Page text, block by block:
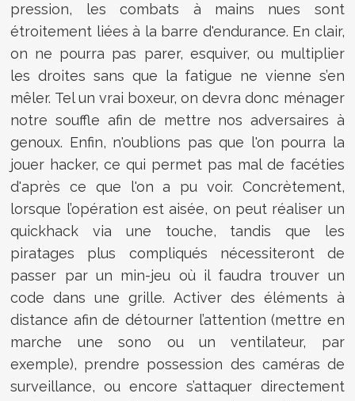
pression, les combats à mains nues sont
étroitement liées à la barre d'endurance. En clair,
on ne pourra pas parer, esquiver, ou multiplier
les droites sans que la fatigue ne vienne s’en
mêler. Tel un vrai boxeur, on devra donc ménager
notre souffle afin de mettre nos adversaires à
genoux. Enfin, n'oublions pas que l'on pourra la
jouer hacker, ce qui permet pas mal de facéties
d'après ce que l'on a pu voir. Concrètement,
lorsque l’opération est aisée, on peut réaliser un
quickhack via une touche, tandis que les
piratages plus compliqués nécessiteront de
passer par un min-jeu où il faudra trouver un
code dans une grille. Activer des éléments à
distance afin de détourner l’attention (mettre en
marche une sono ou un ventilateur, par
exemple), prendre possession des caméras de
surveillance, ou encore s’attaquer directement